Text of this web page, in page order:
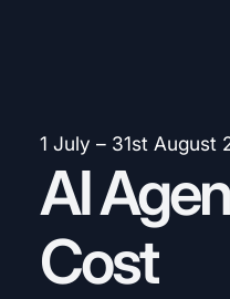
1 July – 31st August
AI
Cost